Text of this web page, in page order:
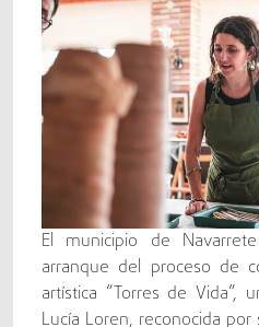
El municipio de
arranque del proceso de
artística “Torres de Vida”,
Lucía Loren, reconocida por